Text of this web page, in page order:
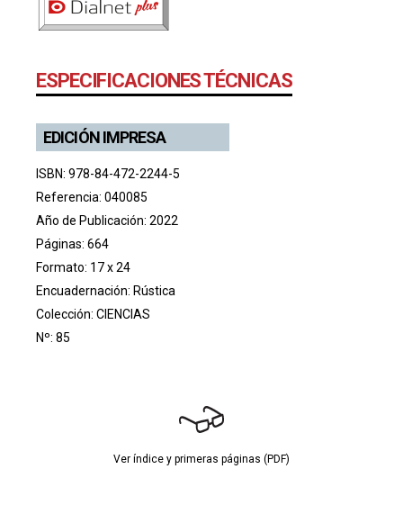
ESPECIFICACIONES TÉCNICAS
EDICIÓN IMPRESA
ISBN: 978-84-472-2244-5
Referencia: 040085
Año de Publicación: 2022
Páginas: 664
Formato: 17 x 24
Encuadernación: Rústica
Colección: CIENCIAS
Nº: 85
Ver índice y primeras páginas (PDF)